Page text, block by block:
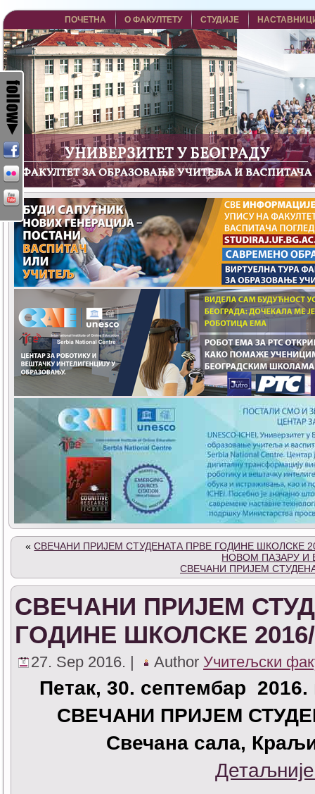
ПОЧЕТНА О ФАКУЛТЕТУ СТУДИЈЕ
«СВЕЧАНИ ПРИЈЕМ СТУДЕНАТА ПРВЕ ГОДИНЕ ШКОЛСКЕ
НОВОМ ПАЗАРУ И
СВЕЧАНИ ПРИЈЕМ
СВЕЧАНИ ПРИЈЕМ
ГОДИНЕ ШКОЛСКЕ
27. Sep 2016. | Author Учитељски
Петак, 30. септембар 2016.
СВЕЧАНИ ПРИЈЕМ
Свечана сала,